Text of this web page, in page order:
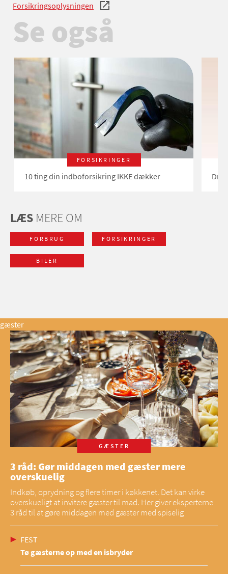
Forsikringsoplysningen
Se også
FORSIKRINGER
10 ting din indboforsikring IKKE dækker
LÆS MERE OM
FORBRUG FORSIKRINGER
BILER
gæster
GÆSTER
3 råd: Gør middagen med gæster mere
overskuelig
Indkøb, oprydning og flere timer i køkkenet. Det kan virke
overskueligt at invitere gæster til mad. Her giver eksperterne
3 råd til at gøre middagen med gæster med spiselig
FEST
Tø gæsterne op med en isbryder